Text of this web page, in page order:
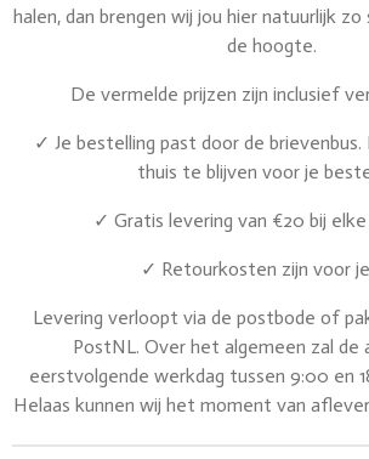
halen, dan brengen wij jou hier natuurlijk
de hoogte.
De vermelde prijzen zijn inclusief
✓ Je bestelling past door de
thuis te blijven voor je
✓ Gratis levering van €20 bij
✓ Retourkosten zijn voor
Levering verloopt via de postbode of
PostNL. Over het algemeen zal de
eerstvolgende werkdag tussen 9:00 en
Helaas kunnen wij het moment van